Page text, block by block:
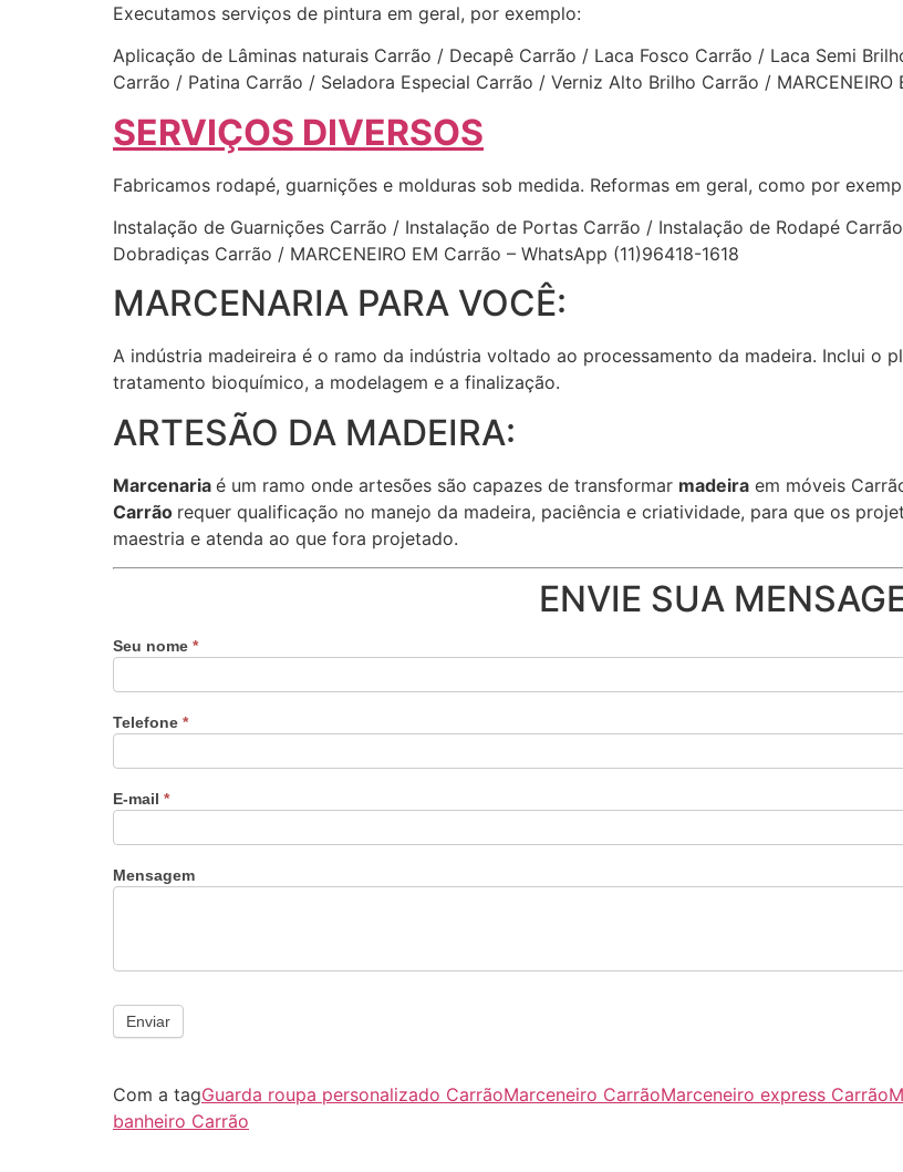
Executamos serviços de pintura em geral, por exemplo:
Aplicação de Lâminas naturais Carrão / Decapê Carrão / Laca Fosco Carrão / Laca Semi
Carrão / Patina Carrão / Seladora Especial Carrão / Verniz Alto Brilho Carrão / MARCENEIRO
SERVIÇOS DIVERSOS
Fabricamos rodapé, guarnições e molduras sob medida. Reformas em geral, como por
Instalação de Guarnições Carrão / Instalação de Portas Carrão / Instalação de Rodapé
Dobradiças Carrão / MARCENEIRO EM Carrão – WhatsApp (11)96418-1618
MARCENARIA PARA VOCÊ:
A indústria madeireira é o ramo da indústria voltado ao processamento da madeira. Inclui o
tratamento bioquímico, a modelagem e a finalização.
ARTESÃO DA MADEIRA:
Marcenaria é um ramo onde artesões são capazes de transformar madeira em móveis
Carrão requer qualificação no manejo da madeira, paciência e criatividade, para que os
maestria e atenda ao que fora projetado.
ENVIE SUA
Seu nome *
Telefone *
E-mail *
Mensagem
Enviar
Com a tagGuarda roupa personalizado CarrãoMarceneiro CarrãoMarceneiro express Carrão
banheiro Carrão